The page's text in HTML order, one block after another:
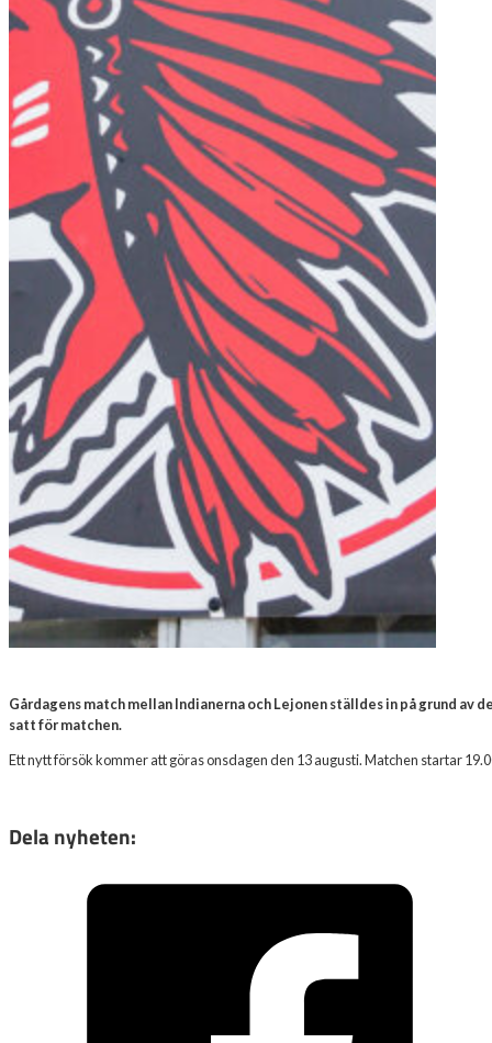
Gårdagens match mellan Indianerna och Lejonen ställdes in på grund av
satt för matchen.
Ett nytt försök kommer att göras onsdagen den 13 augusti. Matchen startar
Dela nyheten: